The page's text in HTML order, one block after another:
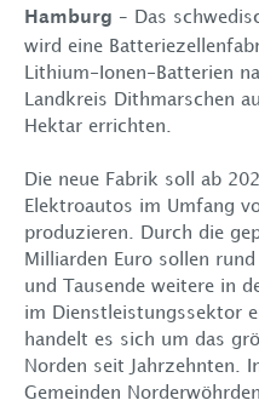
Hamburg – Das
wird eine
Lithium-Ionen-Batterien
Landkreis Dithmarschen
Hektar errichten.
Die neue Fabrik soll ab
Elektroautos im Umfang
produzieren. Durch die
Milliarden Euro sollen
und Tausende weitere in
im Dienstleistungssektor
handelt es sich um das
Norden seit Jahrzehnten.
Gemeinden